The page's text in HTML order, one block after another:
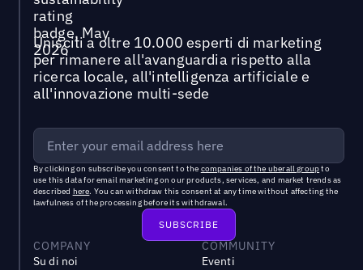
Unisciti a oltre 10.000 esperti di marketing
per rimanere all'avanguardia rispetto alla
ricerca locale, all'intelligenza artificiale e
all'innovazione multi-sede
By clicking on subscribe you consent to the companies of the uberall groupto
use this data for email marketing on our products, services, and market trends as
described here. You can withdraw this consent at any time without affecting the
lawfulness of the processing before its withdrawal.
COMPANY
Su di noi
COMMUNITY
Eventi